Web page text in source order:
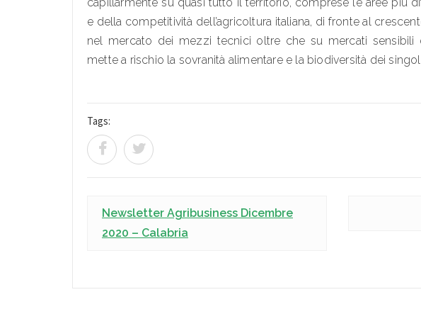
e della competitività dell’agricoltura italiana, di fronte al
nel mercato dei mezzi tecnici oltre che su mercati
mette a rischio la sovranità alimentare e la biodiversità dei
Tags:
Newsletter Agribusiness Dicembre
2020 – Calabria